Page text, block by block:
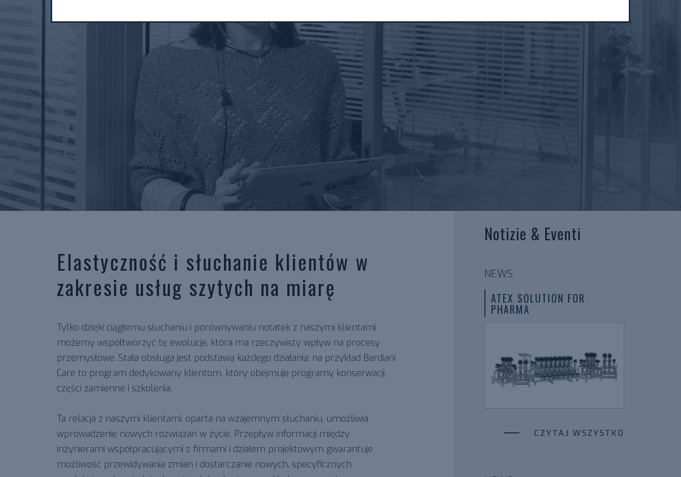
DOSTOSOWYWANIE
Elastyczność i słuchanie klientów w
zakresie usług szytych na miarę
Tylko dzięki ciągłemu słuchaniu i porównywaniu notatek z naszymi klientami
możemy współtworzyć tę ewolucje, która ma rzeczywisty wpływ na procesy
przemysłowe. Stała obsługa jest podstawą każdego działania: na przykład Bardiani
Care to program dedykowany klientom, który obejmuje programy konserwacji,
części zamienne i szkolenia.
Ta relacja z naszymi klientami, oparta na wzajemnym słuchaniu, umożliwia
wprowadzenie nowych rozwiązań w życie. Przepływ informacji między
inżynierami współpracującymi z firmami i działem projektowym gwarantuje
możliwość przewidywania zmian i dostarczanie nowych, specyficznych
Notizie & Eventi
NEWS
ATEX SOLUTION FOR
PHARMA
CZYTAJ WSZYSTKO